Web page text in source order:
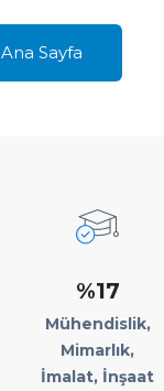
Ana Sayfa
%17
Mühendislik,
Mimarlık,
İmalat, İnşaat